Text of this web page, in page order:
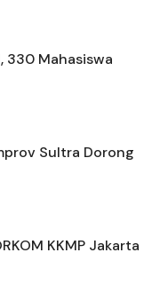
330 Mahasiswa
Sultra Dorong
KKMP Jakarta